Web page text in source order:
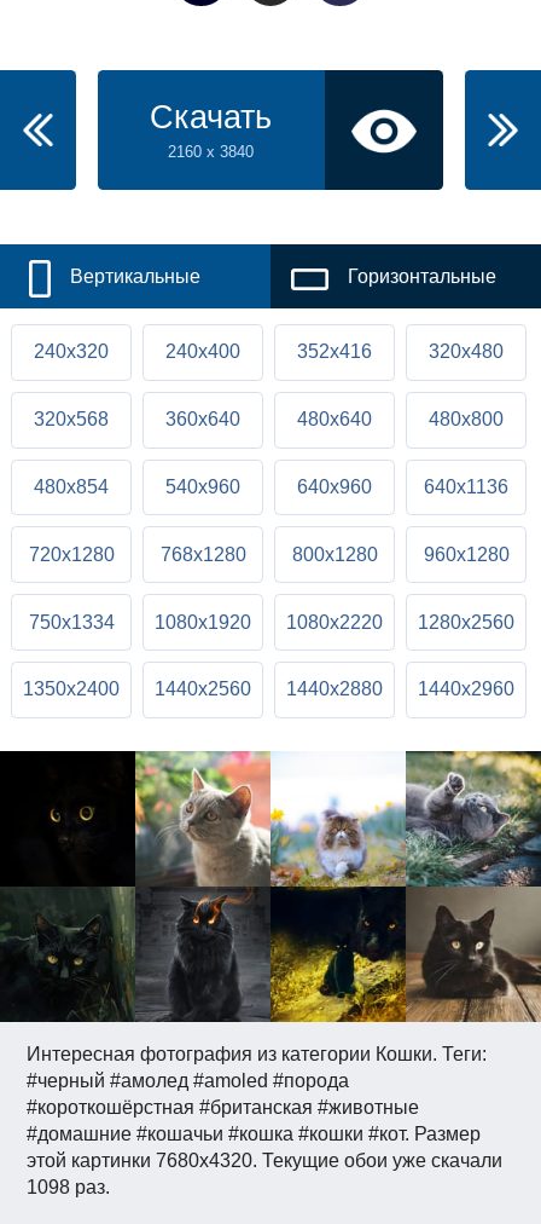
Интересная фотография из категории Кошки. Теги:
#черный #амолед #amoled #порода
#короткошёрстная #британская #животные
#домашние #кошачьи #кошка #кошки #кот. Размер
этой картинки 7680x4320. Текущие обои уже скачали
1098 раз.
Скачать
2160 x 3840
Вертикальные Горизонтальные
240x320 240x400 352x416 320x480
320x568 360x640 480x640 480x800
480x854 540x960 640x960 640x1136
720x1280 768x1280 800x1280 960x1280
750x1334 1080x1920 1080x2220 1280x2560
1350x2400 1440x2560 1440x2880 1440x2960